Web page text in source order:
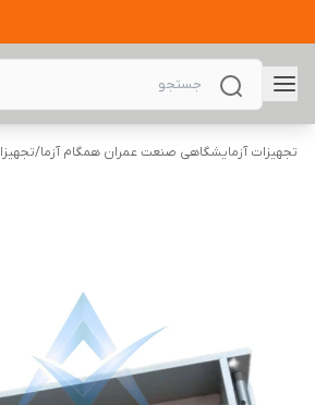
تجهیزات آزمایشگاهی صنعت عمران همگام آزما/